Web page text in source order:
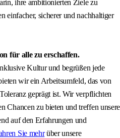
ihre ambitionierten Ziele zu
einfacher, sicherer und nachhaltiger
für alle zu erschaffen.
Kultur und begrüßen jede
wir ein Arbeitsumfeld, das von
geprägt ist. Wir verpflichten
Chancen zu bieten und treffen unsere
auf den Erfahrungen und
Sie mehrüber unsere